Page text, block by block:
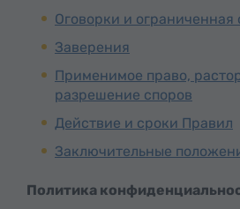
Оговорки и ограниченная
Заверения
Применимое право,
разрешение споров
Действие и сроки Правил
Заключительные
Политика